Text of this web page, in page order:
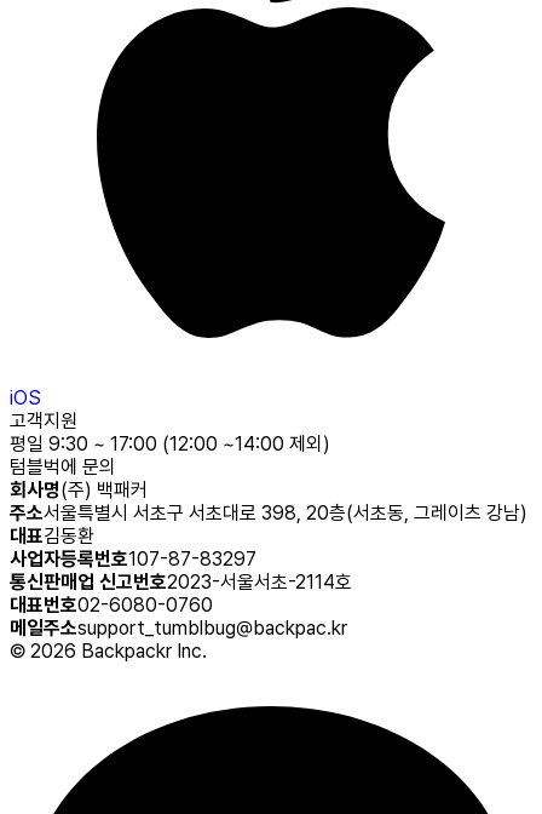
iOS
고객지원
평일 9:30 ~ 17:00 (12:00 ~14:00 제외)
텀블벅에 문의
회사명(주) 백패커
주소서울특별시 서초구 서초대로 398, 20층(서초동, 그레이츠 강남)
대표김동환
사업자등록번호107-87-83297
통신판매업 신고번호2023-서울서초-2114호
대표번호02-6080-0760
메일주소support_tumblbug@backpac.kr
© 2026 Backpackr Inc.